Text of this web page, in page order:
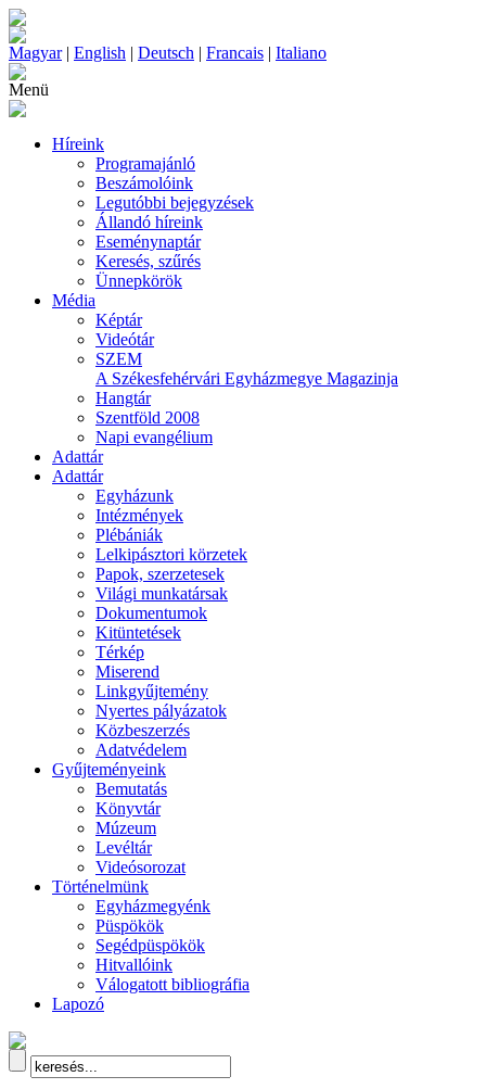
Magyar| English | Deutsch | Francais | Italiano
Menü
Híreink
Programajánló
Beszámolóink
Legutóbbi bejegyzések
Állandó híreink
Eseménynaptár
Keresés, szűrés
Ünnepkörök
Média
Képtár
Videótár
SZEM
A Székesfehérvári Egyházmegye Magazinja
Hangtár
Szentföld 2008
Napi evangélium
Adattár
Adattár
Egyházunk
Intézmények
Plébániák
Lelkipásztori körzetek
Papok, szerzetesek
Világi munkatársak
Dokumentumok
Kitüntetések
Térkép
Miserend
Linkgyűjtemény
Nyertes pályázatok
Közbeszerzés
Adatvédelem
Gyűjteményeink
Bemutatás
Könyvtár
Múzeum
Levéltár
Videósorozat
Történelmünk
Egyházmegyénk
Püspökök
Segédpüspökök
Hitvallóink
Válogatott bibliográfia
Lapozó